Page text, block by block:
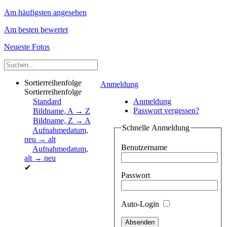
Am häufigsten angesehen
Am besten bewertet
Neueste Fotos
Anmeldung
Anmeldung
Passwort vergessen?
Schnelle Anmeldung
Benutzername
Passwort
Auto-Login
Sortierreihenfolge
Sortierreihenfolge
Standard
Bildname, A → Z
Bildname, Z → A
Aufnahmedatum,
neu → alt
Aufnahmedatum,
alt → neu
✔